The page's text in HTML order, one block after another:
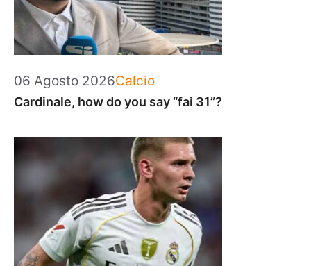
06 Agosto 2026Categorie
Calcio
Cardinale, how do you say “fai 31”?